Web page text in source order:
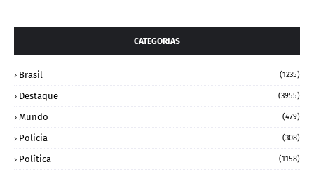
CATEGORIAS
Brasil (1235)
Destaque (3955)
Mundo (479)
Policia (308)
Política (1158)